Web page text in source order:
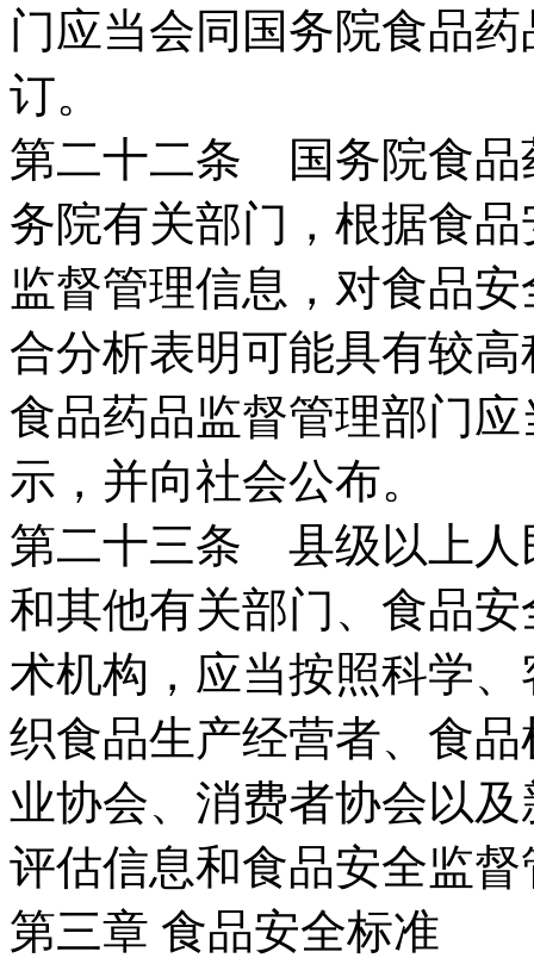
门应当会同国务院食品
订。
第二十二条 国务院食品
务院有关部门，根据食
监督管理信息，对食品
合分析表明可能具有较
食品药品监督管理部门
示，并向社会公布。
第二十三条 县级以上人
和其他有关部门、食品
术机构，应当按照科学
织食品生产经营者、食
业协会、消费者协会以
评估信息和食品安全监
第三章 食品安全标准